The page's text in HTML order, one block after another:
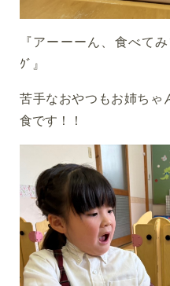
『アーーーん、食べて
ｸﾞ』
苦手なおやつもお姉ちゃ
食です！！